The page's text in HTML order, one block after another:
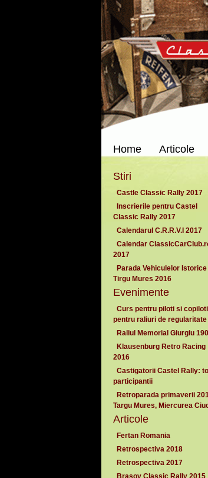
Home Articole
Stiri
Castle Classic Rally 2017
Inscrierile pentru Castel
Classic Rally 2017
Calendarul C.R.R.V.I 2017
Calendar
2017
Parada Vehiculelor Istorice
Tirgu Mures 2016
Evenimente
Curs pentru piloti si copiloti
pentru raliuri de regularitate
Raliul Memorial Giurgiu
Klausenburg Retro Racing
2016
Castigatorii Castel Rally:
participantii
Retroparada primaverii
Targu Mures, Miercurea
Articole
Fertan Romania
Retrospectiva 2018
Retrospectiva 2017
Brasov Classic Rally 2015